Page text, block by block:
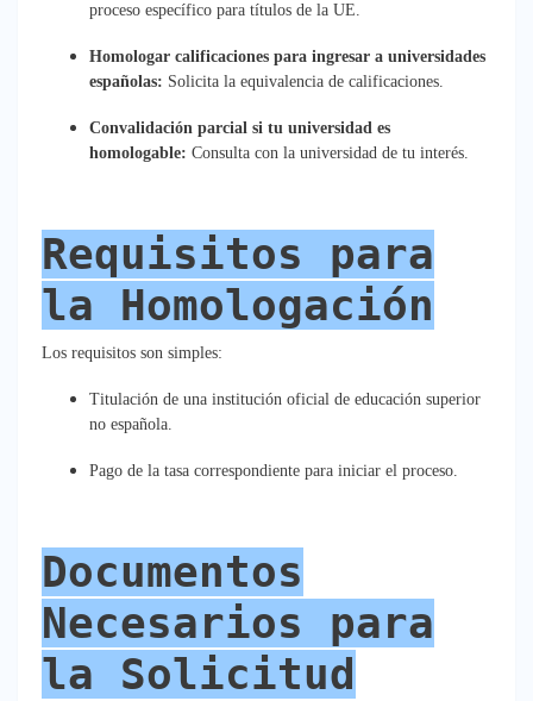
proceso específico para títulos de la UE.
Homologar calificaciones para ingresar a universidades
españolas: Solicita la equivalencia de calificaciones.
Convalidación parcial si tu universidad es
homologable: Consulta con la universidad de tu interés.
Requisitos para
la Homologación
Los requisitos son simples:
Titulación de una institución oficial de educación superior
no española.
Pago de la tasa correspondiente para iniciar el proceso.
Documentos
Necesarios para
la Solicitud